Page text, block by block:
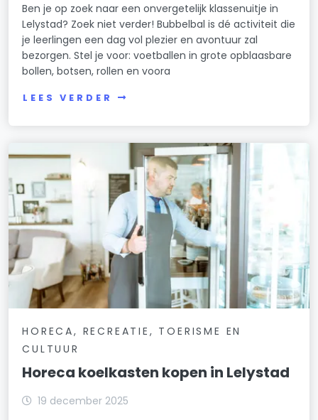
Ben je op zoek naar een onvergetelijk klassenuitje in
Lelystad? Zoek niet verder! Bubbelbal is dé activiteit die
je leerlingen een dag vol plezier en avontuur zal
bezorgen. Stel je voor: voetballen in grote opblaasbare
bollen, botsen, rollen en voora
LEES VERDER
HORECA, RECREATIE, TOERISME EN
CULTUUR
Horeca koelkasten kopen in Lelystad
19 december 2025